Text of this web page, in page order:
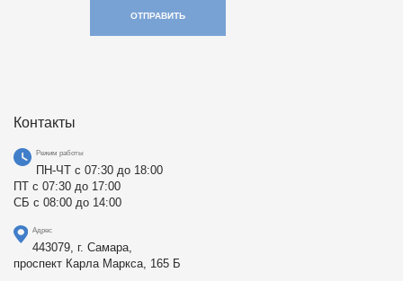
ОТПРАВИТЬ
Контакты
Режим работы
ПН-ЧТ с 07:30 до 18:00
ПТ с 07:30 до 17:00
СБ с 08:00 до 14:00
Адрес
443079, г. Самара,
проспект Карла Маркса, 165 Б